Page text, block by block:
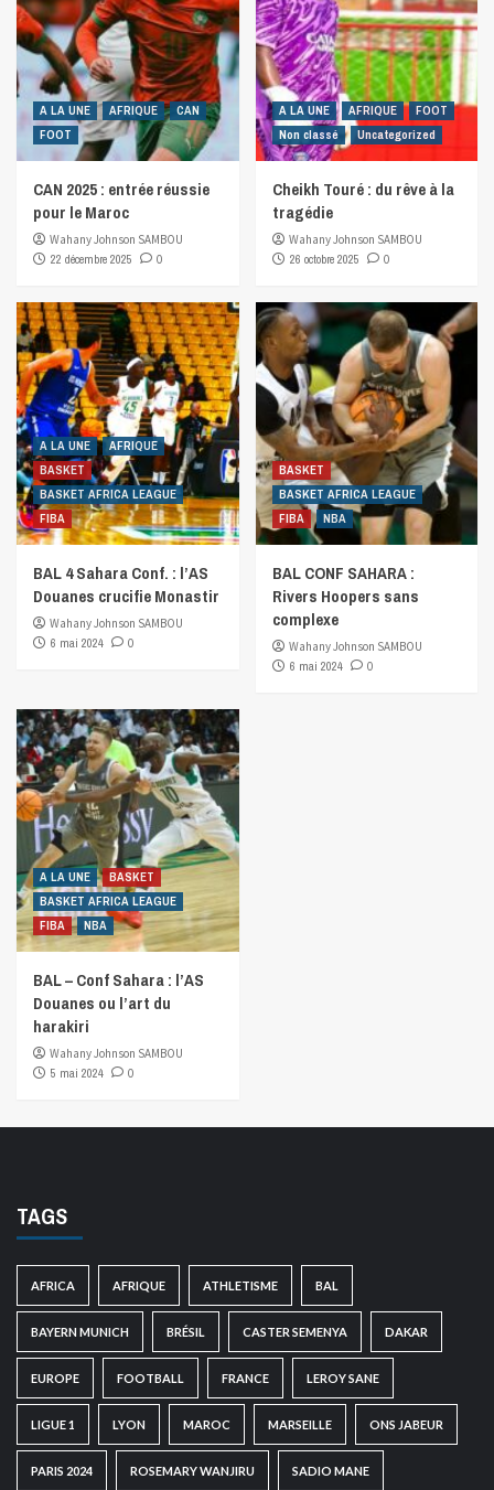
A LA UNE AFRIQUE
CAN
FOOT
CAN 2025 : entrée réussie
pour le Maroc
Wahany Johnson SAMBOU
22 décembre 2025
0
A LA UNE AFRIQUE
FOOT
Non classé
Uncategorized
Cheikh Touré : du rêve à la
tragédie
Wahany Johnson SAMBOU
26 octobre 2025
0
A LA UNE
AFRIQUE
BASKET
BASKET AFRICA LEAGUE
FIBA
BAL 4 Sahara Conf. : l’AS
Douanes crucifie Monastir
Wahany Johnson SAMBOU
6 mai 2024
0
BASKET
BASKET AFRICA LEAGUE
FIBA
NBA
BAL CONF SAHARA :
Rivers Hoopers sans
complexe
Wahany Johnson SAMBOU
6 mai 2024
0
A LA UNE
BASKET
BASKET AFRICA LEAGUE
FIBA
NBA
BAL – Conf Sahara : l’AS
Douanes ou l’art du
harakiri
Wahany Johnson SAMBOU
5 mai 2024
0
TAGS
AFRICA AFRIQUE ATHLETISME BAL
BAYERN MUNICH BRÉSIL CASTER SEMENYA DAKAR
EUROPE FOOTBALL FRANCE LEROY SANE
LIGUE 1 LYON MAROC MARSEILLE ONS JABEUR
PARIS 2024 ROSEMARY WANJIRU SADIO MANE